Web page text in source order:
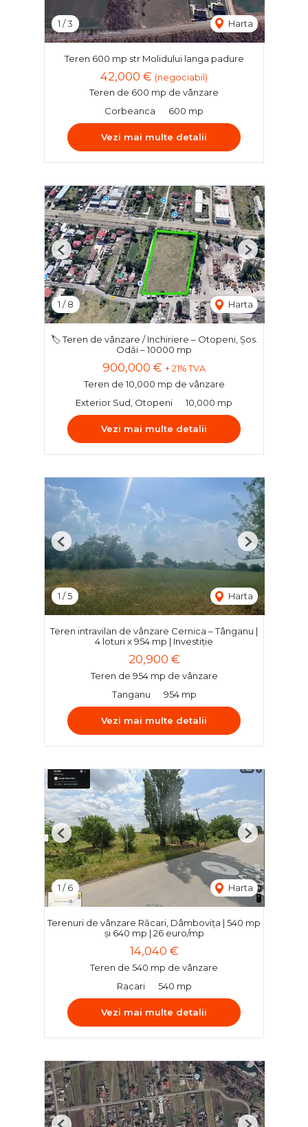
1 /3 Harta
Teren 600 mp str Molidului langa padure
42,000 € (negociabil)
Teren de 600 mp de vânzare
Corbeanca
600 mp
Vezi mai multe detalii
1 /8 Harta
Previous Next
🏷️ Teren de vânzare / Inchiriere – Otopeni, Șos.
Odăi – 10000 mp
900,000 € + 21% TVA
Teren de 10,000 mp de vânzare
Exterior Sud, Otopeni
10,000 mp
Vezi mai multe detalii
1 /5 Harta
Previous Next
Teren intravilan de vânzare Cernica – Tânganu |
4 loturi x 954 mp | Investiție
20,900 €
Teren de 954 mp de vânzare
Tanganu
954 mp
Vezi mai multe detalii
1 /6 Harta
Previous Next
Terenuri de vânzare Răcari, Dâmbovița | 540 mp
și 640 mp | 26 euro/mp
14,040 €
Teren de 540 mp de vânzare
Racari
540 mp
Vezi mai multe detalii